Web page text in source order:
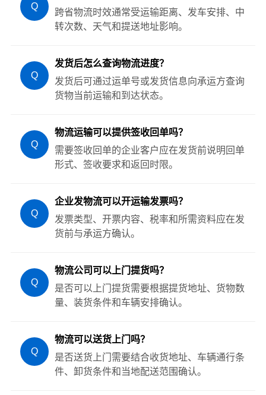
Q
跨省物流时效通常受运输距离、发车安排、中
转次数、天气和提送地址影响。
Q
发货后怎么查询物流进度？
发货后可通过运单号或发货信息向承运方查询
货物当前运输和到达状态。
Q
物流运输可以提供签收回单吗？
需要签收回单的企业客户应在发货前说明回单
形式、签收要求和返回时限。
Q
企业发物流可以开运输发票吗？
发票类型、开票内容、税率和所需资料应在发
货前与承运方确认。
Q
物流公司可以上门提货吗？
是否可以上门提货需要根据提货地址、货物数
量、装货条件和车辆安排确认。
Q
物流可以送货上门吗？
是否送货上门需要结合收货地址、车辆通行条
件、卸货条件和当地配送范围确认。